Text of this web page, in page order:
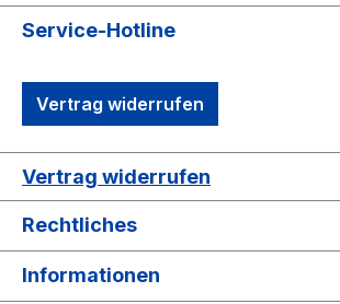
Service-Hotline
Vertrag widerrufen
Vertrag widerrufen
Rechtliches
Informationen